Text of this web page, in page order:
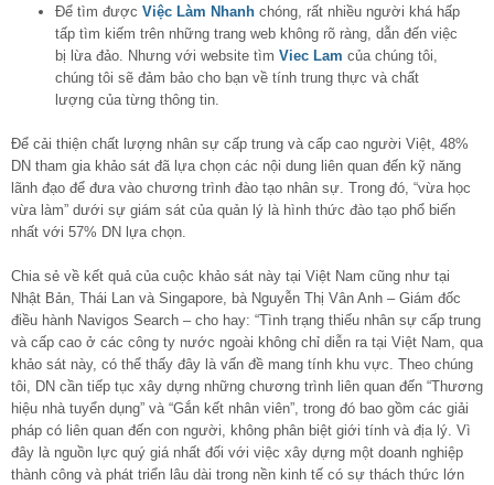
Để tìm được Việc Làm Nhanh chóng, rất nhiều người khá hấp
tấp tìm kiếm trên những trang web không rõ ràng, dẫn đến việc
bị lừa đảo. Nhưng với website tìm Viec Lam của chúng tôi,
chúng tôi sẽ đảm bảo cho bạn về tính trung thực và chất
lượng của từng thông tin.
Để cải thiện chất lượng nhân sự cấp trung và cấp cao người Việt, 48%
DN tham gia khảo sát đã lựa chọn các nội dung liên quan đến kỹ năng
lãnh đạo để đưa vào chương trình đào tạo nhân sự. Trong đó, “vừa học
vừa làm” dưới sự giám sát của quản lý là hình thức đào tạo phổ biến
nhất với 57% DN lựa chọn.
Chia sẻ về kết quả của cuộc khảo sát này tại Việt Nam cũng như tại
Nhật Bản, Thái Lan và Singapore, bà Nguyễn Thị Vân Anh – Giám đốc
điều hành Navigos Search – cho hay: “Tình trạng thiếu nhân sự cấp trung
và cấp cao ở các công ty nước ngoài không chỉ diễn ra tại Việt Nam, qua
khảo sát này, có thể thấy đây là vấn đề mang tính khu vực. Theo chúng
tôi, DN cần tiếp tục xây dựng những chương trình liên quan đến “Thương
hiệu nhà tuyển dụng” và “Gắn kết nhân viên”, trong đó bao gồm các giải
pháp có liên quan đến con người, không phân biệt giới tính và địa lý. Vì
đây là nguồn lực quý giá nhất đối với việc xây dựng một doanh nghiệp
thành công và phát triển lâu dài trong nền kinh tế có sự thách thức lớn